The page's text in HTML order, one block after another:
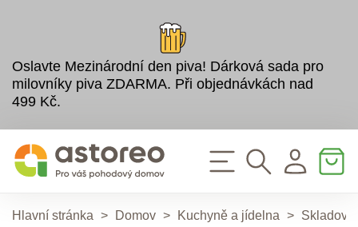
Oslavte Mezinárodní den piva! Dárková sada pro
milovníky piva ZDARMA. Při objednávkách nad
499 Kč.
Hlavní stránka > Domov > Kuchyně a jídelna >